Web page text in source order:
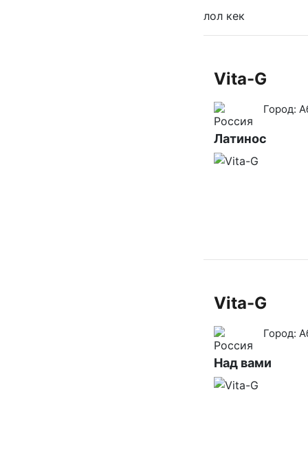
лол кек
Vita-G
Город:
Латинос
Vita-G
Город:
Над вами